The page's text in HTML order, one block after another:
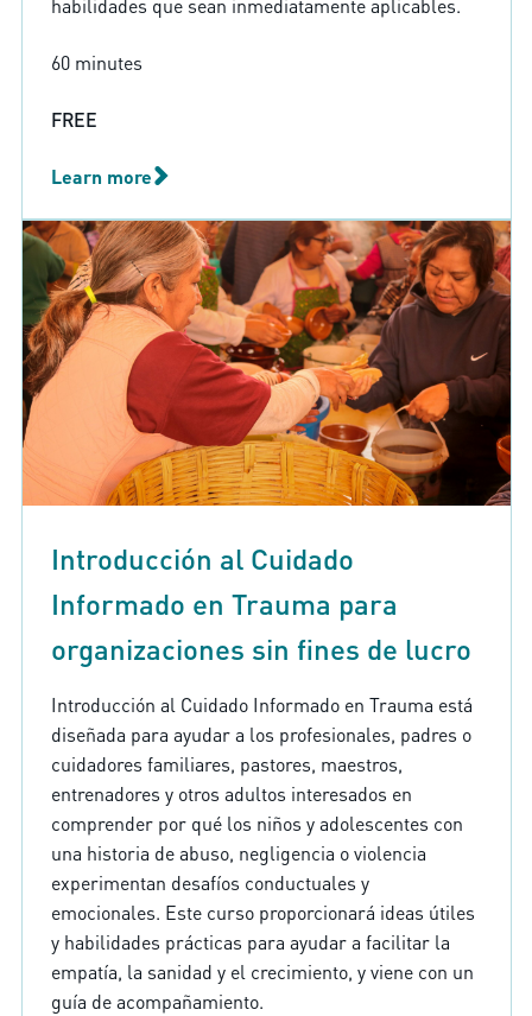
60 minutes
FREE
Learn more
Introducción al Cuidado
Informado en Trauma para
organizaciones sin fines de lucro
Introducción al Cuidado Informado en Trauma está
diseñada para ayudar a los profesionales, padres o
cuidadores familiares, pastores, maestros,
entrenadores y otros adultos interesados en
comprender por qué los niños y adolescentes con
una historia de abuso, negligencia o violencia
experimentan desafíos conductuales y
emocionales. Este curso proporcionará ideas útiles
y habilidades prácticas para ayudar a facilitar la
empatía, la sanidad y el crecimiento, y viene con un
guía de acompañamiento.